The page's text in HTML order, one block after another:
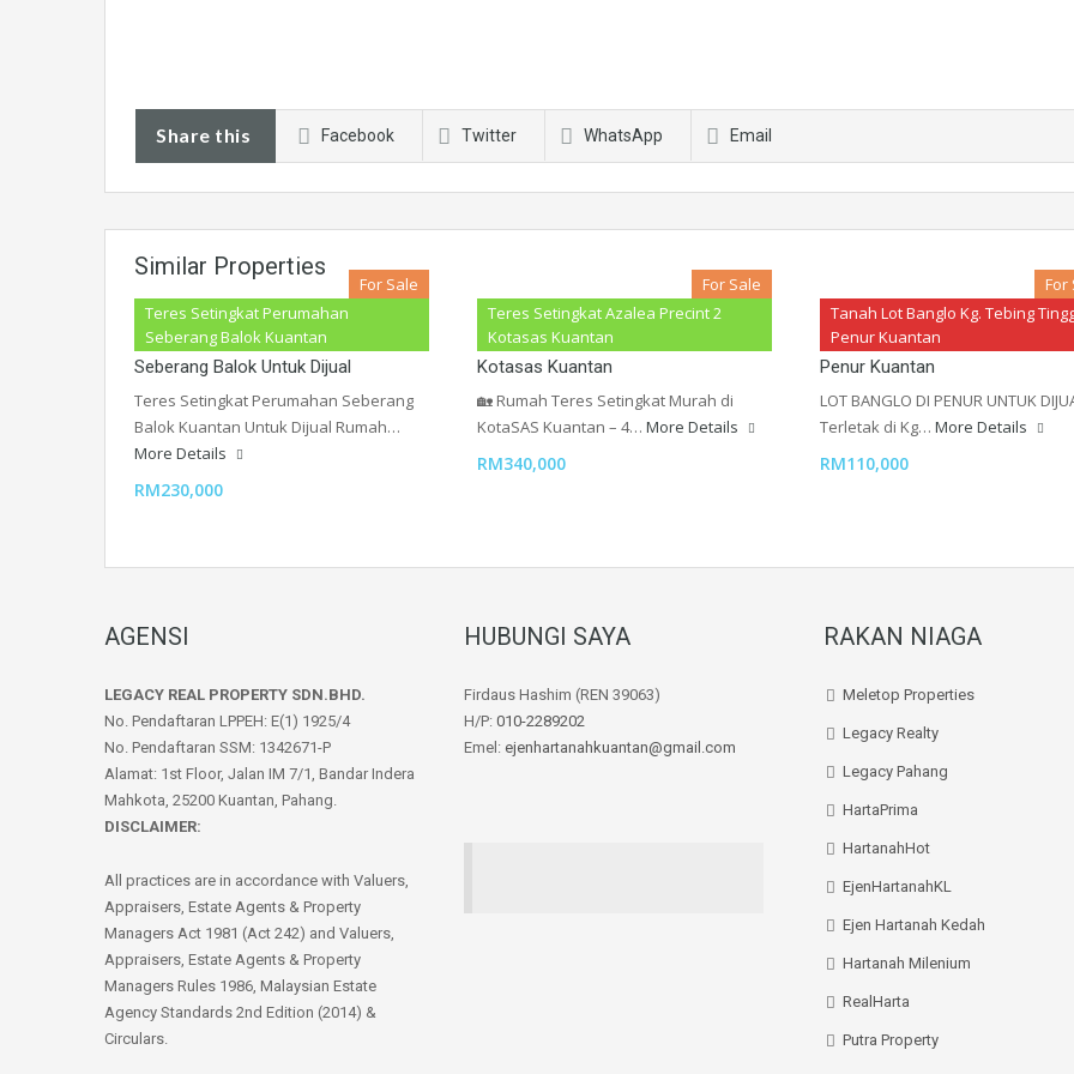
Share this Facebook Twitter WhatsApp Email
Similar Properties
Teres Setingkat Perumahan
Seberang Balok Kuantan
For Sale
Teres Setingkat Perumahan
Seberang Balok Untuk Dijual
Teres Setingkat Perumahan Seberang
Balok Kuantan Untuk Dijual Rumah…
More Details
RM230,000
Teres Setingkat Azalea Precint 2
Kotasas Kuantan
For Sale
Teres Setingkat Azalea Precint 2
Kotasas Kuantan
🏡 Rumah Teres Setingkat Murah di
KotaSAS Kuantan – 4… More Details
RM340,000
Tanah Lot Banglo Kg. Tebing
Penur Kuantan
For
Tanah Lot Banglo Kg. Tebing
Penur Kuantan
LOT BANGLO DI PENUR UNTUK
Terletak di Kg… More Details
RM110,000
AGENSI
LEGACY REAL PROPERTY SDN.BHD.
No. Pendaftaran LPPEH: E(1) 1925/4
No. Pendaftaran SSM: 1342671-P
Alamat: 1st Floor, Jalan IM 7/1, Bandar Indera
Mahkota, 25200 Kuantan, Pahang.
DISCLAIMER:
All practices are in accordance with Valuers,
Appraisers, Estate Agents & Property
Managers Act 1981 (Act 242) and Valuers,
Appraisers, Estate Agents & Property
Managers Rules 1986, Malaysian Estate
Agency Standards 2nd Edition (2014) &
Circulars.
HUBUNGI SAYA
Firdaus Hashim (REN 39063)
H/P: 010-2289202
Emel: ejenhartanahkuantan@gmail.com
RAKAN NIAGA
Meletop Properties
Legacy Realty
Legacy Pahang
HartaPrima
HartanahHot
EjenHartanahKL
Ejen Hartanah Kedah
Hartanah Milenium
RealHarta
Putra Property